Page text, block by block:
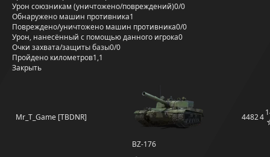
Урон союзникам (уничтожено/повреждений)0/0
Обнаружено машин противника1
Повреждено/уничтожено машин противника0/0
Урон, нанесённый с помощью данного игрока0
Очки захвата/защиты базы0/0
Пройдено километров1,1
Закрыть
Mr_T_Game [TBDNR]
BZ-176
44824